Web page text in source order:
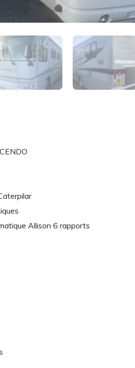
Allison 6 rapports